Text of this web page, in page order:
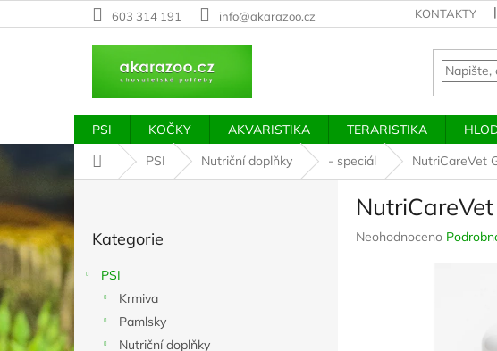
na
603 314 191 info@akarazoo.cz KONTAKTY
PSI KOČKY AKVARISTIKA TERARISTIKA
Domů
PSI Nutriční doplňky - speciál NutriCareVet
s
t
r
a
í
kategorie
Kategorie
PSI
Krmiva
Pamlsky
Nutriční doplňky
Průměrné
Neohodnoceno